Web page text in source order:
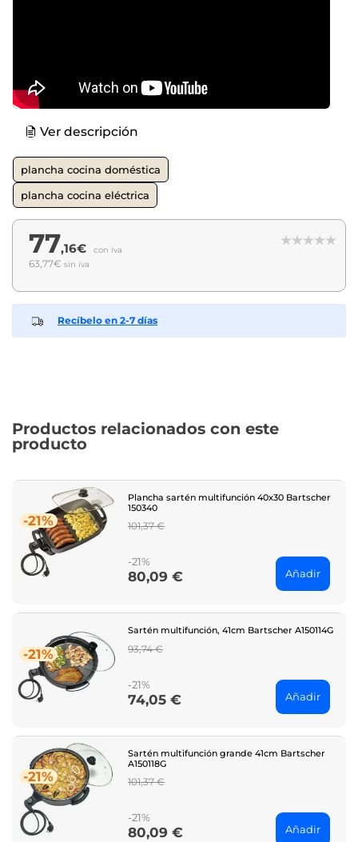
Ver descripción
plancha cocina doméstica
plancha cocina eléctrica
77,16€ con iva
63,77€ sin iva
Recíbelo en 2-7 días
Productos relacionados con este
producto
-21%
Plancha sartén multifunción 40x30 Bartscher
150340
Regular
101,37 €
-21%
Price
80,09 € Añadir
-21%
Sartén multifunción, 41cm Bartscher A150114G
Regular
93,74 €
-21%
Price
74,05 € Añadir
-21%
Sartén multifunción grande 41cm Bartscher
A150118G
Regular
101,37 €
-21%
Price
80,09 € Añadir